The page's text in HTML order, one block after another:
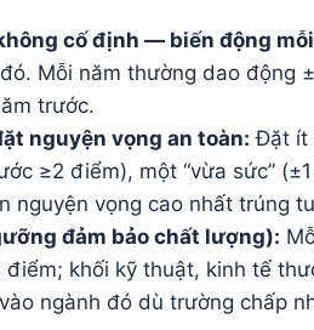
cố định — biến động
Mỗi năm thường dao động
trước.
nguyện vọng an toàn: Đặt ít
≥2 điểm), một “vừa sức”
nguyện vọng cao nhất trúng
đảm bảo chất lượng):
điểm; khối kỹ thuật, kinh tế
ngành đó dù trường chấp